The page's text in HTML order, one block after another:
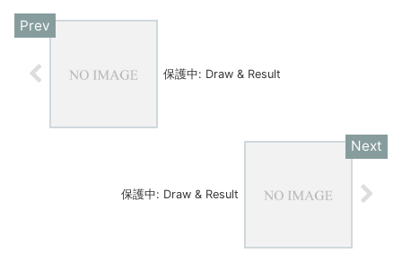
保護中: Draw & Result
保護中: Draw & Result